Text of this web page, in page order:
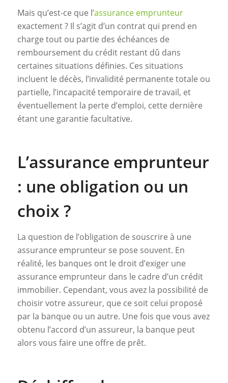
Mais qu’est-ce que l’assurance emprunteur
exactement ? Il s’agit d’un contrat qui prend en
charge tout ou partie des échéances de
remboursement du crédit restant dû dans
certaines situations définies. Ces situations
incluent le décès, l’invalidité permanente totale ou
partielle, l’incapacité temporaire de travail, et
éventuellement la perte d’emploi, cette dernière
étant une garantie facultative.
L’assurance emprunteur
: une obligation ou un
choix ?
La question de l’obligation de souscrire à une
assurance emprunteur se pose souvent. En
réalité, les banques ont le droit d’exiger une
assurance emprunteur dans le cadre d’un crédit
immobilier. Cependant, vous avez la possibilité de
choisir votre assureur, que ce soit celui proposé
par la banque ou un autre. Une fois que vous avez
obtenu l’accord d’un assureur, la banque peut
alors vous faire une offre de prêt.